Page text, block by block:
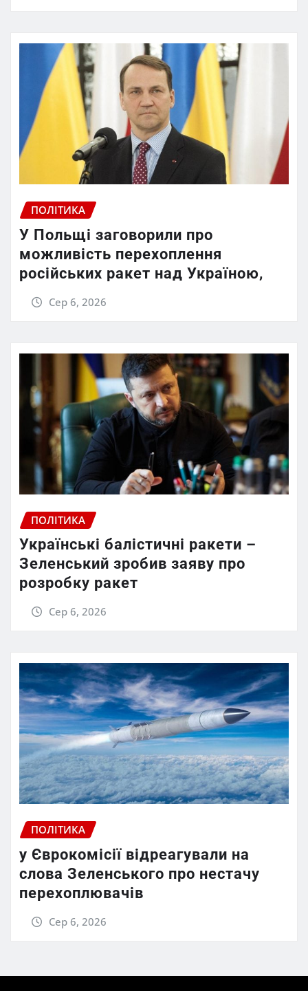
ПОЛІТИКА
У Польщі заговорили про
можливість перехоплення
російських ракет над Україною,
Сер 6, 2026
ПОЛІТИКА
Українські балістичні ракети –
Зеленський зробив заяву про
розробку ракет
Сер 6, 2026
ПОЛІТИКА
у Єврокомісії відреагували на
слова Зеленського про нестачу
перехоплювачів
Сер 6, 2026